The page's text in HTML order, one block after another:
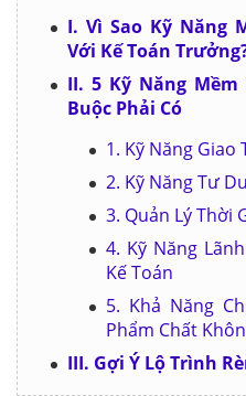
I. Vì Sao Kỹ Năng
Với Kế Toán
II. 5 Kỹ Năng
Buộc Phải Có
1. Kỹ Năng Giao
2. Kỹ Năng Tư
3. Quản Lý Thời
4. Kỹ Năng
Kế Toán
5. Khả Năng
Phẩm Chất
III. Gợi Ý Lộ Trình